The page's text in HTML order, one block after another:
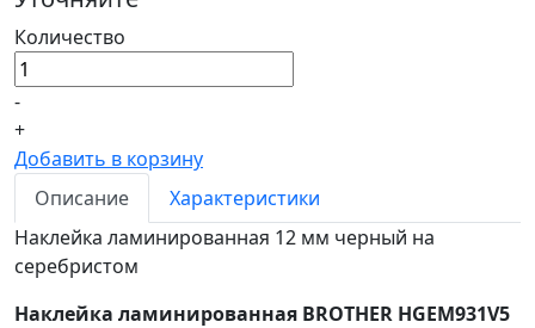
Количество
-
+
Добавить в корзину
Описание
Характеристики
Наклейка ламинированная 12 мм черный на
серебристом
Наклейка ламинированная BROTHER HGEM931V5